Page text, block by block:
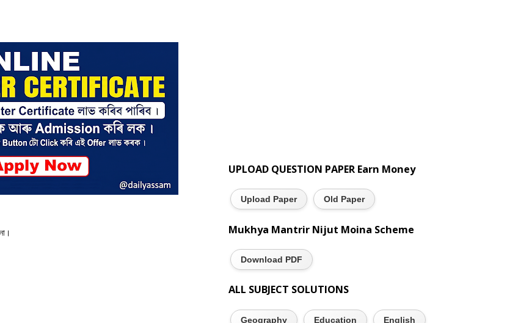
UPLOAD QUESTION PAPER Earn Money
Upload Paper Old Paper
Mukhya Mantrir Nijut Moina Scheme
Download PDF
ALL SUBJECT SOLUTIONS
Geography Education English